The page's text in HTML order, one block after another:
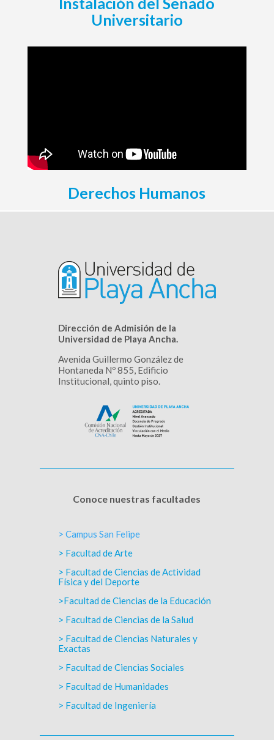
Universitario
Derechos Humanos
Dirección de Admisión de la
Universidad de Playa Ancha.
Avenida Guillermo González de
Hontaneda Nº 855, Edificio
Institucional, quinto piso.
Conoce nuestras facultades
> Campus San Felipe
> Facultad de Arte
> Facultad de Ciencias de Actividad
Física y del Deporte
>Facultad de Ciencias de la Educación
> Facultad de Ciencias de la Salud
> Facultad de Ciencias Naturales y
Exactas
> Facultad de Ciencias Sociales
> Facultad de Humanidades
> Facultad de Ingeniería